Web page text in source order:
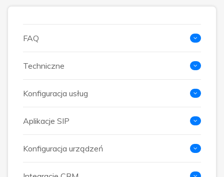
FAQ
Techniczne
Konfiguracja usług
Aplikacje SIP
Konfiguracja urządzeń